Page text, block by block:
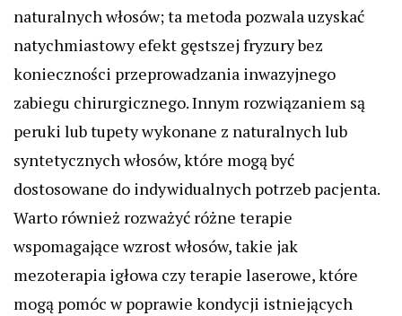
naturalnych włosów; ta metoda pozwala uzyskać
natychmiastowy efekt gęstszej fryzury bez
konieczności przeprowadzania inwazyjnego
zabiegu chirurgicznego. Innym rozwiązaniem są
peruki lub tupety wykonane z naturalnych lub
syntetycznych włosów, które mogą być
dostosowane do indywidualnych potrzeb pacjenta.
Warto również rozważyć różne terapie
wspomagające wzrost włosów, takie jak
mezoterapia igłowa czy terapie laserowe, które
mogą pomóc w poprawie kondycji istniejących